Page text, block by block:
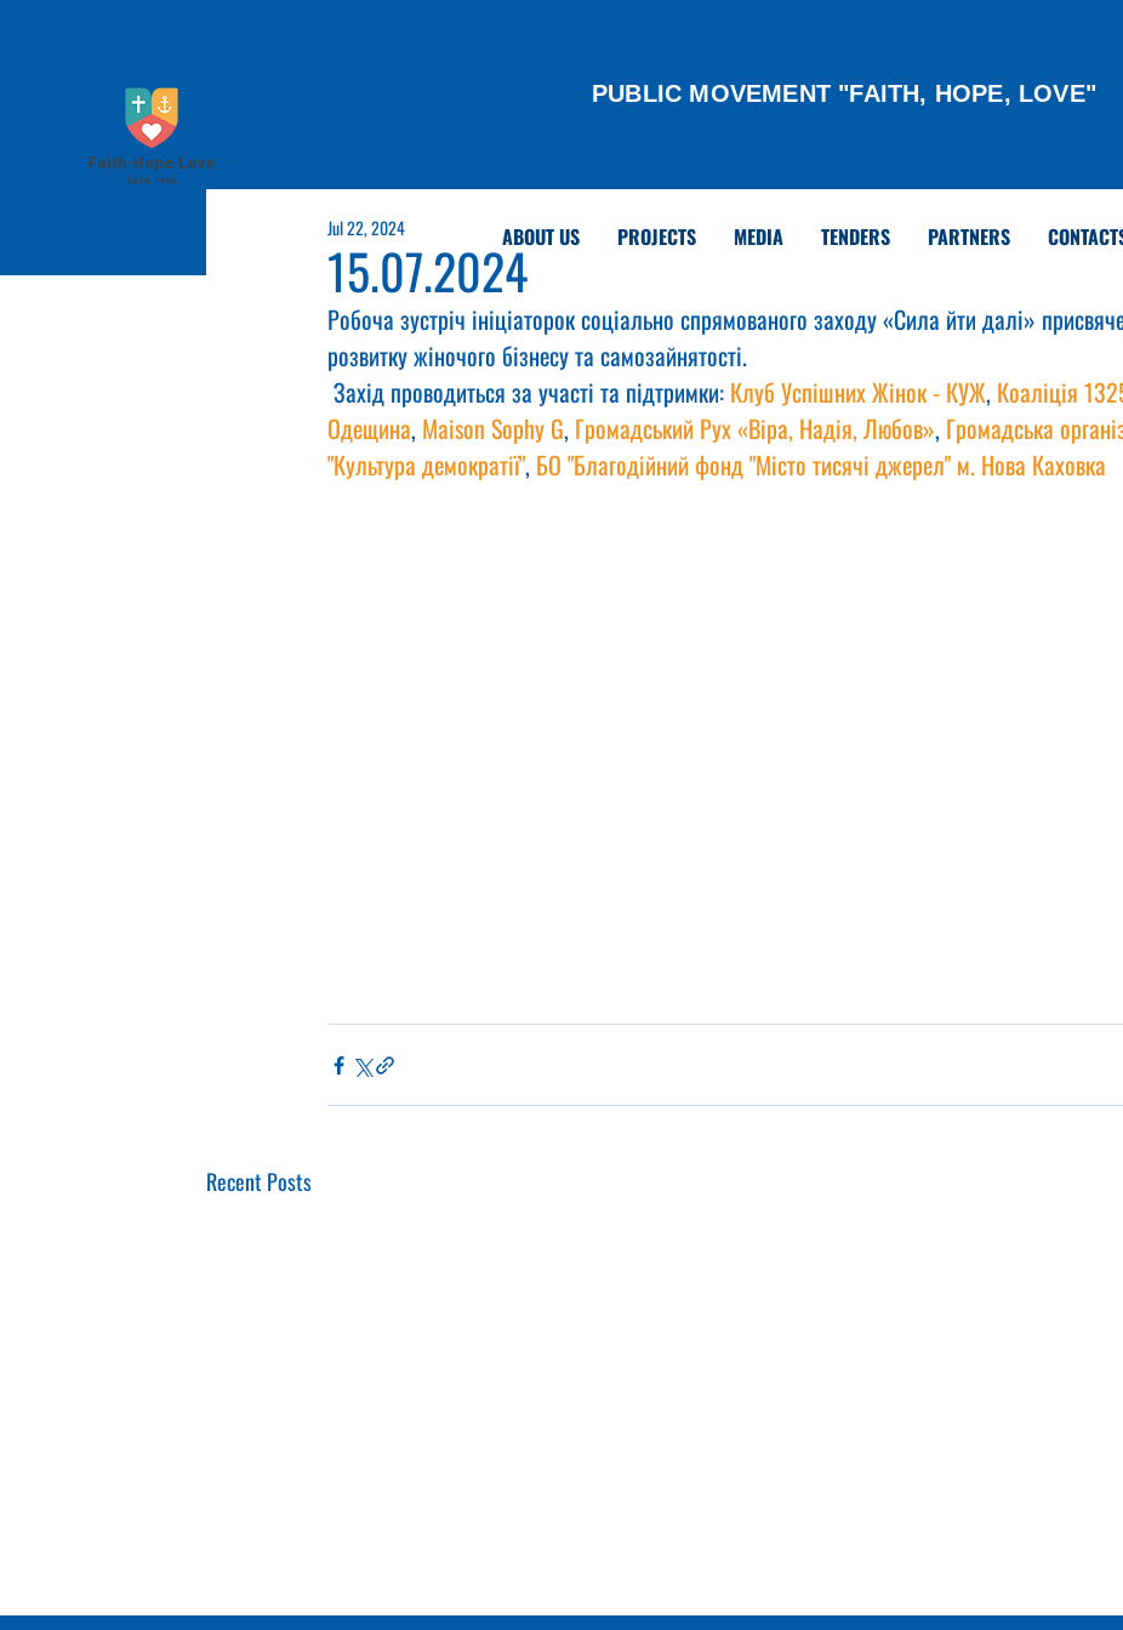
PUBLIC MOVEMENT "FAITH, HOPE, LOVE"
ABOUT US PROJECTS MEDIA TENDERS PARTNERS
15.07.2024
Jul 22, 2024
Робоча зустріч ініціаторок соціально спрямованого заходу «Сила йти далі»
розвитку жіночого бізнесу та самозайнятості.
Захід проводиться за участі та підтримки: Клуб Успішних Жінок - КУЖ, Коаліція
Одещина, Maison Sophy G, Громадський Рух «Віра, Надія, Любов», Громадська
"Культура демократії", БО "Благодійний фонд "Місто тисячі джерел" м. Нова Каховка
Recent Posts